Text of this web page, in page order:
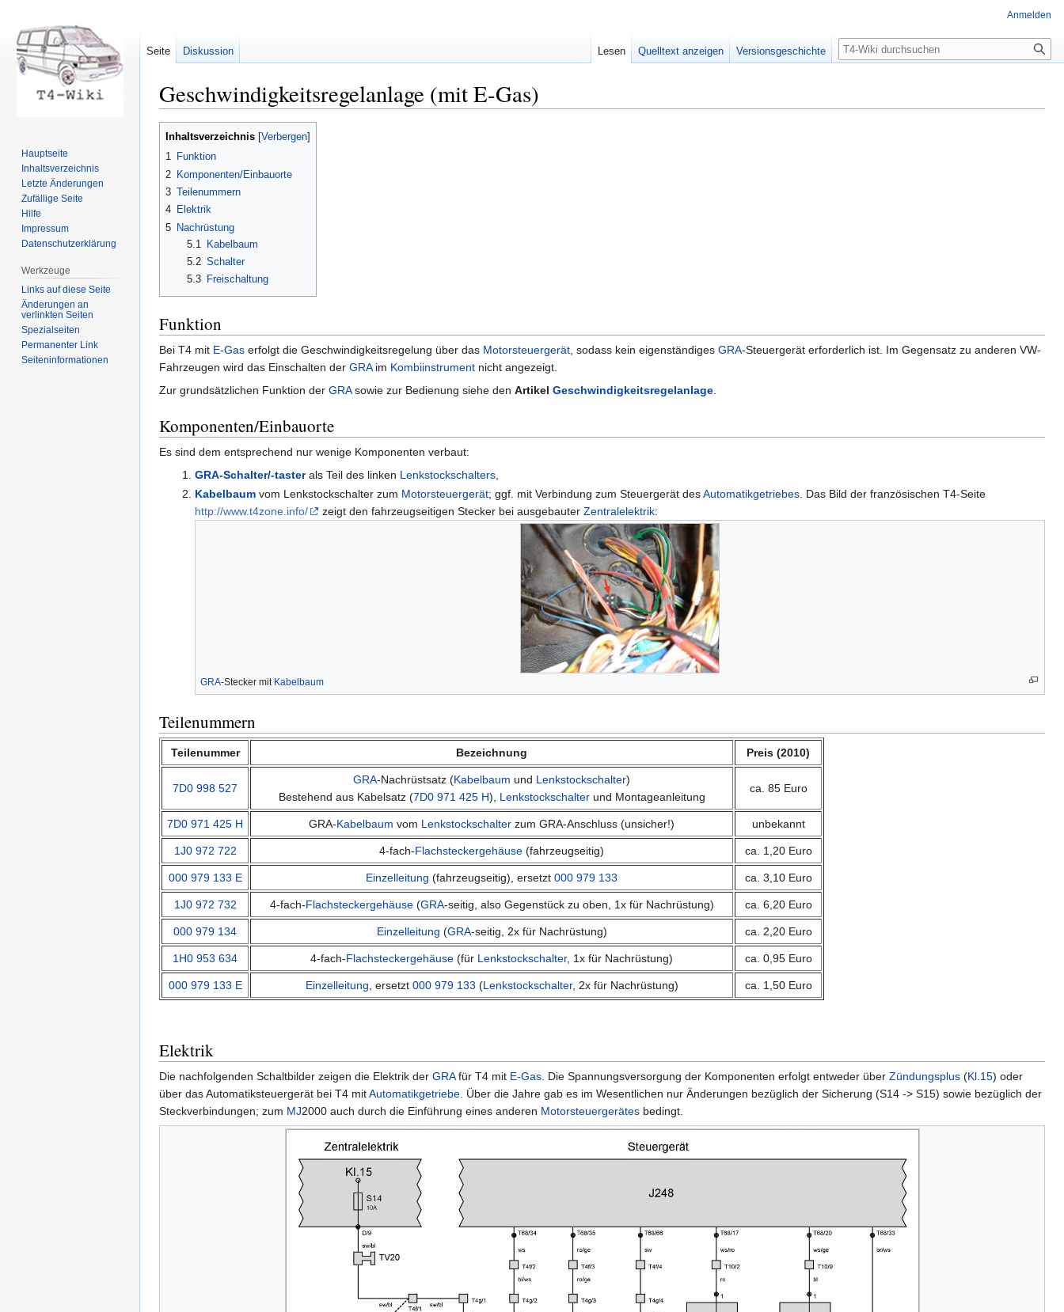
Geschwindigkeitsregelanlage (mit E-Gas)
Zur
Zur
Inhaltsverzeichnis
1 Funktion
2 Komponenten/Einbauorte
3 Teilenummern
4 Elektrik
5 Nachrüstung
5.1
Kabelbaum
5.2 Schalter
5.3
Freischaltung
Funktion
Bei T4 mit E-Gas erfolgt die Geschwindigkeitsregelung über das Motorsteuergerät, sodass kein eigenständiges GRA-Steuergerät erforderlich ist. Im Gegensatz zu anderen VW-
Fahrzeugen wird das Einschalten der GRAim Kombiinstrument nicht angezeigt.
Zur grundsätzlichen Funktion der GRAsowie zur Bedienung siehe den Artikel Geschwindigkeitsregelanlage.
Komponenten/Einbauorte
Es sind dem entsprechend nur wenige Komponenten verbaut:
GRA-Schalter/-tasterals Teil des linken Lenkstockschalters,
Kabelbaumvom Lenkstockschalter zum Motorsteuergerät; ggf. mit Verbindung zum Steuergerät desAutomatikgetriebes. Das Bild der französischen T4-Seite
http://www.t4zone.info/
zeigt den fahrzeugseitigen Stecker bei ausgebauter Zentralelektrik:
GRA-Stecker mit Kabelbaum
Teilenummern
Teilenummer Bezeichnung Preis (2010)
7D0 998 527
GRA-Nachrüstsatz (Kabelbaum und Lenkstockschalter)
Bestehend aus Kabelsatz (7D0 971 425 H), Lenkstockschalterund Montageanleitung
ca. 85 Euro
7D0 971 425 H GRA-Kabelbaum vom Lenkstockschalter zum GRA-Anschluss (unsicher!) unbekannt
1J0 972 722 4-fach-Flachsteckergehäuse (fahrzeugseitig) ca. 1,20 Euro
000 979 133 E Einzelleitung (fahrzeugseitig), ersetzt 000 979 133 ca. 3,10 Euro
1J0 972 732 4-fach-Flachsteckergehäuse(GRA-seitig, also Gegenstück zu oben, 1x für Nachrüstung) ca. 6,20 Euro
000 979 134 Einzelleitung (GRA-seitig, 2x für Nachrüstung) ca. 2,20 Euro
1H0 953 634 4-fach-Flachsteckergehäuse (für Lenkstockschalter, 1x für Nachrüstung) ca. 0,95 Euro
000 979 133 E Einzelleitung , ersetzt 000 979 133 (Lenkstockschalter, 2x für Nachrüstung) ca. 1,50 Euro
Elektrik
Die nachfolgenden Schaltbilder zeigen die Elektrik der GRAfür T4 mit E-Gas . Die Spannungsversorgung der Komponenten erfolgt entweder über Zündungsplus (Kl.15) oder
über das Automatiksteuergerät bei T4 mitAutomatikgetriebe . Über die Jahre gab es im Wesentlichen nur Änderungen bezüglich der Sicherung (S14 -> S15) sowie bezüglich der
Steckverbindungen; zum MJ2000 auch durch die Einführung eines anderen Motorsteuergerätes bedingt.
Anmelden
Seite Diskussion Lesen Quelltext anzeigen Versionsgeschichte Suche
Hauptseite
Inhaltsverzeichnis
Letzte Änderungen
Zufällige Seite
Hilfe
Impressum
Datenschutzerklärung
Werkzeuge
Links auf diese Seite
Änderungen an
verlinkten Seiten
Spezialseiten
Permanenter Link
Seiten­informationen